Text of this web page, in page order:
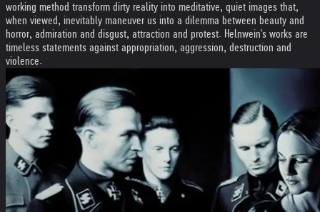
working method transform dirty reality into meditative, quiet images that,
when viewed, inevitably maneuver us into a dilemma between beauty and
horror, admiration and disgust, attraction and protest. Helnwein's works are
timeless statements against appropriation, aggression, destruction and
violence.